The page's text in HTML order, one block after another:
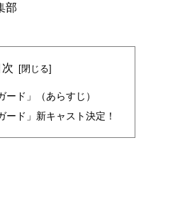
部
次
ード」（あらすじ）
ード」新キャスト決定！